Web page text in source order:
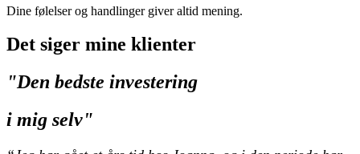
Dine følelser og handlinger giver altid mening.
Det siger mine klienter
"Den bedste investering
i mig selv"